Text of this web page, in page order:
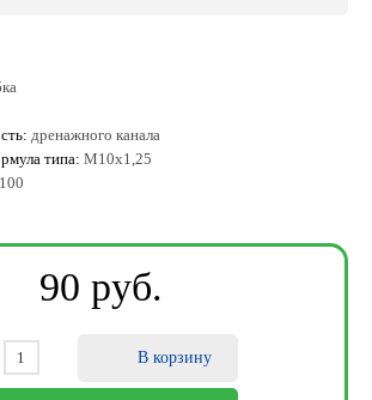
дренажного канала
типа: М10х1,25
100
90 руб.
В корзину